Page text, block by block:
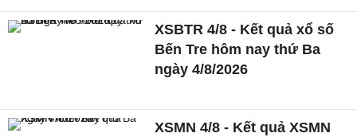
XSBTR 4/8 - Kết quả xổ số
Bến Tre hôm nay thứ Ba
ngày 4/8/2026
XSMN 4/8 - Kết quả XSMN